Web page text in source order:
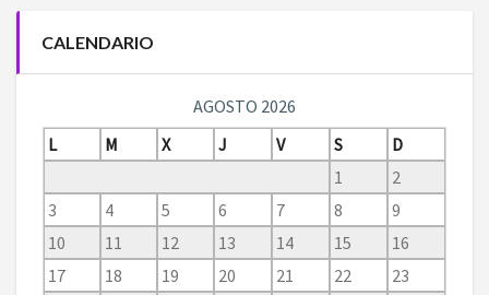
CALENDARIO
AGOSTO 2026
L
M X J V S
D
1
2
3
4 5 6 7 8
9
10
11 12 13 14 15
16
17
18 19 20 21 22
23